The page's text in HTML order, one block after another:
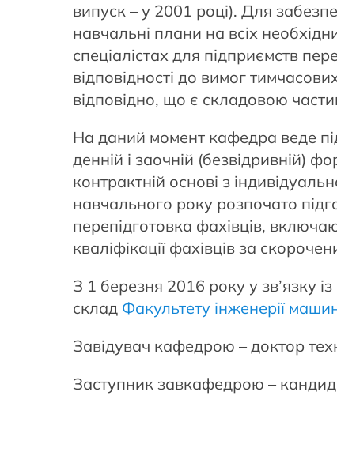
випуск – у 2001 році). Для
навчальні плани на всіх
спеціалістах для підприємств
відповідності до вимог
відповідно, що є складовою
На даний момент кафедра веде
денній і заочній (безвідривній)
контрактній основі з
навчального року розпочато
перепідготовка фахівців,
кваліфікації фахівців за
З 1 березня 2016 року у зв’язку
склад Факультету інженерії
Завідувач кафедрою – доктор
Заступник завкафедрою –